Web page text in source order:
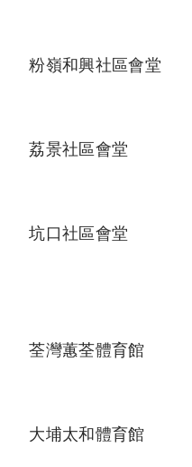
粉嶺和興社區會堂
荔景社區會堂
坑口社區會堂
荃灣蕙荃體育館
大埔太和體育館